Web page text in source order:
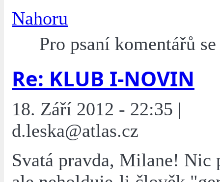
Nahoru
Pro psaní komentářů
Re: KLUB I-NOVIN
18. Září 2012 - 22:35 |
d.leska@atlas.cz
Svatá pravda, Milane!